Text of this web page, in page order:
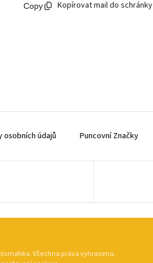
Kopírovat mail do schránky
osobních údajů Puncovní Značky
. Všechna práva vyhrazena.